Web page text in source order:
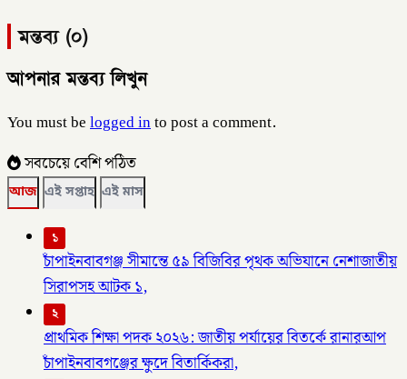
মন্তব্য (০)
আপনার মন্তব্য লিখুন
You must belogged into post a comment.
সবচেয়ে বেশি পঠিত
আজ এই সপ্তাহ এই মাস
১
চাঁপাইনবাবগঞ্জ সীমান্তে ৫৯ বিজিবির পৃথক অভিযানে নেশাজাতীয়
সিরাপসহ আটক ১,
২
প্রাথমিক শিক্ষা পদক ২০২৬: জাতীয় পর্যায়ের বিতর্কে রানারআপ
চাঁপাইনবাবগঞ্জের ক্ষুদে বিতার্কিকরা,